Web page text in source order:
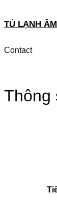
TỦ LẠNH
Contact
Thông